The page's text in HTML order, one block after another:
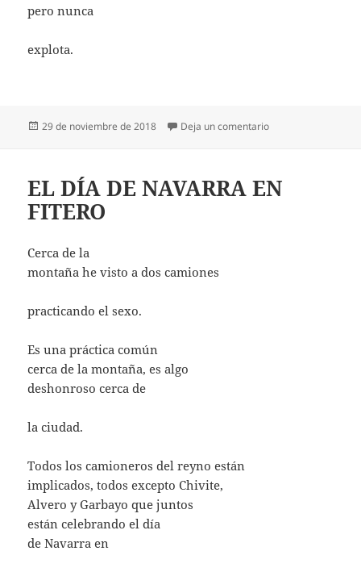
pero nunca
explota.
Publicado
29 de noviembre de 2018 Deja un comentarioen NUNCA EXPLOTA
EL DÍA DE NAVARRA EN
FITERO
Cerca de la
montaña he visto a dos camiones
practicando el sexo.
Es una práctica común
cerca de la montaña, es algo
deshonroso cerca de
la ciudad.
Todos los camioneros del reyno están
implicados, todos excepto Chivite,
Alvero y Garbayo que juntos
están celebrando el día
de Navarra en